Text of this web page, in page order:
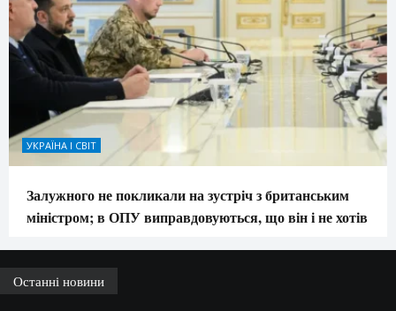
УКРАЇНА І СВІТ
Залужного не покликали на зустріч з британським
міністром; в ОПУ виправдовуються, що він і не хотів
Останні новини